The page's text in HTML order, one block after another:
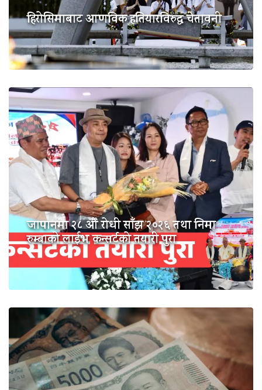
हिरोसिमाबाट आणविक हतियारविरुद्ध चेतावनी
जापानमा २८ औं रोधी साँझ २०२६ तथा निमा
रुम्बाको लाईभ कन्सर्टको तयारी पुरा